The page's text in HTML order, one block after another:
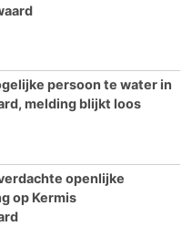
persoon te water in
melding blijkt loos
openlijke
op Kermis